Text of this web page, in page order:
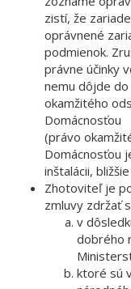
zistí, že
oprávnené
podmienok.
právne účinky
nemu dôjde
okamžitého
Domácnosťou
(právo
Domácnosťou
inštalácii,
Zhotoviteľ je
zmluvy zdržať
v
dobrého
ktoré sú